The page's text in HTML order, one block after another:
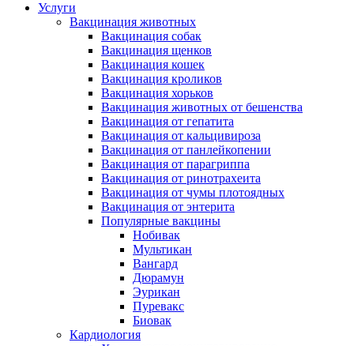
Услуги
Вакцинация животных
Вакцинация собак
Вакцинация щенков
Вакцинация кошек
Вакцинация кроликов
Вакцинация хорьков
Вакцинация животных от бешенства
Вакцинация от гепатита
Вакцинация от кальцивироза
Вакцинация от панлейкопении
Вакцинация от парагриппа
Вакцинация от ринотрахеита
Вакцинация от чумы плотоядных
Вакцинация от энтерита
Популярные вакцины
Нобивак
Мультикан
Вангард
Дюрамун
Эурикан
Пуревакс
Биовак
Кардиология